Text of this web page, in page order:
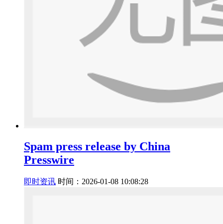
Spam press release by China
Presswire
即时资讯 时间：2026-01-08 10:08:28